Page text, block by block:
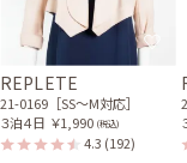
シルバーシャ
袖ボレロ
21-0215
身長164cm【Lサイズ
REPLETE
21-0169［SS〜M対応］
３泊４日 ￥1,990 (税込)
4.3 (192)